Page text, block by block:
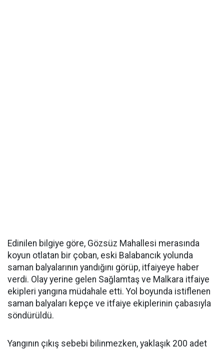
Edinilen bilgiye göre, Gözsüz Mahallesi merasında
koyun otlatan bir çoban, eski Balabancık yolunda
saman balyalarının yandığını görüp, itfaiyeye haber
verdi. Olay yerine gelen Sağlamtaş ve Malkara itfaiye
ekipleri yangına müdahale etti. Yol boyunda istiflenen
saman balyaları kepçe ve itfaiye ekiplerinin çabasıyla
söndürüldü.
Yangının çıkış sebebi bilinmezken, yaklaşık 200 adet